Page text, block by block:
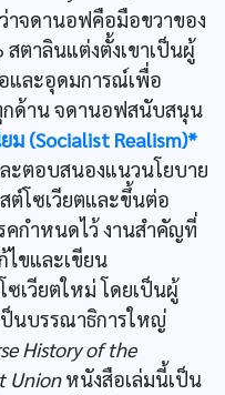
าจดานอฟคือมือขวาของ
ตาลินแต่งตั้งเขาเป็นผู้
และอุดมการณ์เพื่อ
ด้าน จดานอฟสนับสนุน
(Socialist Realism)*
ะตอบสนองแนวนโยบาย
ต์โซเวียตและขึ้นต่อ
กำหนดไว้ งานสำคัญที่
ไขและเขียน
เวียตใหม่ โดยเป็นผู้
นบรรณาธิการใหญ่
History of the
Unionหนังสือเล่มนี้เป็น